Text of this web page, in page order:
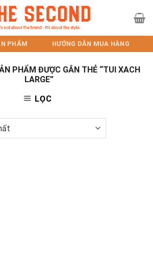
PHẨM HƯỚNG DẪN MUA HÀNG
PHẨM ĐƯỢC GẮN THẺ “TUI XACH
LARGE”
LỌC